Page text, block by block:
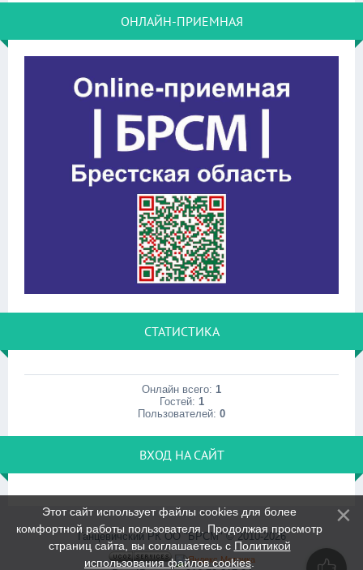
ОНЛАЙН-ПРИЕМНАЯ
СТАТИСТИКА
Онлайн всего: 1
Гостей: 1
Пользователей: 0
ВХОД НА САЙТ
Ганцевичский РК ОО "БРСМ" © 2010-2026
Этот сайт использует файлы cookies для более
комфортной работы пользователя. Продолжая просмотр
страниц сайта, вы соглашаетесь с Политикой
использования файлов cookies.